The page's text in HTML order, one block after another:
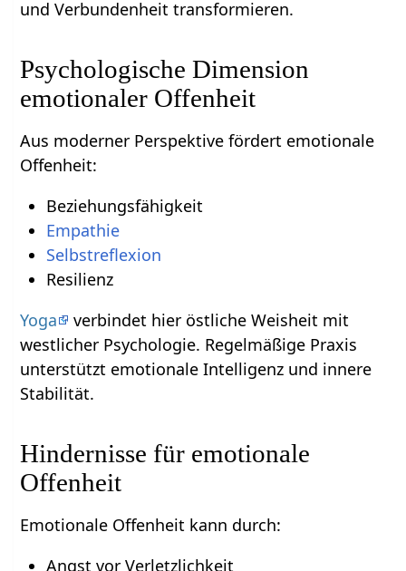
und Verbundenheit transformieren.
Psychologische Dimension
emotionaler Offenheit
Aus moderner Perspektive fördert emotionale
Offenheit:
Beziehungsfähigkeit
Empathie
Selbstreflexion
Resilienz
Yoga
verbindet hier östliche Weisheit mit
westlicher Psychologie. Regelmäßige Praxis
unterstützt emotionale Intelligenz und innere
Stabilität.
Hindernisse für emotionale
Offenheit
Emotionale Offenheit kann durch:
Angst vor Verletzlichkeit